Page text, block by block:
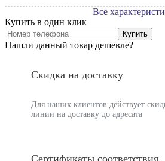
Все
Купить в один клик
Купить
Нашли данный товар дешевле?
Скидка на доставку
Для наших клиентов действует
линии на доставку до адресата
Сертификаты соответствия